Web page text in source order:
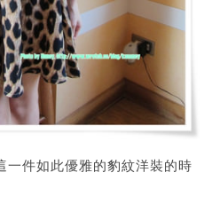
一件如此優雅的豹紋洋裝的時